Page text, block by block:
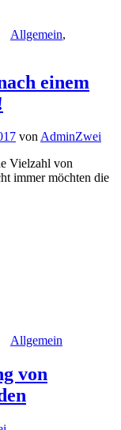
Allgemein,
einem
vonAdminZwei
Vielzahl von
immer möchten die
Allgemein
von